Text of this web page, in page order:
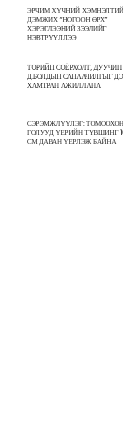
ЭРЧИМ ХҮЧНИЙ
ДЭМЖИХ “НОГООН ӨРХ”
ХЭРЭГЛЭЭНИЙ ЗЭЭЛИЙГ
НЭВТРҮҮЛЛЭЭ
ТӨРИЙН СОЁРХОЛТ, ДУУЧИН
Д.БОЛДЫН САНААЧИЛГЫГ
ХАМТРАН АЖИЛЛАНА
СЭРЭМЖЛҮҮЛЭГ:
ГОЛУУД ҮЕРИЙН ТҮВШИНГ
СМ ДАВАН ҮЕРЛЭЖ БАЙНА